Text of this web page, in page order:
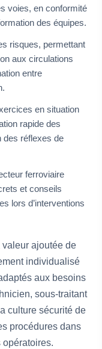
voies, en conformité
des équipes.
risques, permettant
aux circulations
entre
en situation
rapide des
des réflexes de
ferroviaire
et conseils
lors d’interventions
ajoutée de
individualisé
aux besoins
sous-traitant
culture sécurité de
procédures dans
opératoires.